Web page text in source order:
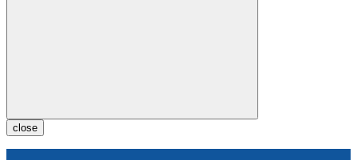
close